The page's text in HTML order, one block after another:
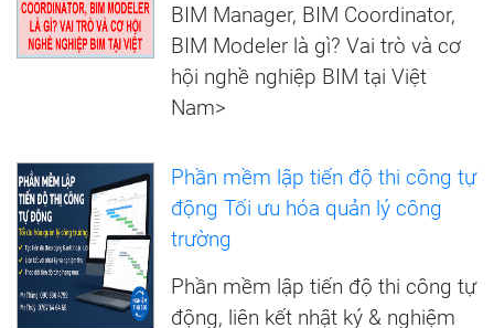
BIM Manager, BIM Coordinator,
BIM Modeler là gì? Vai trò và cơ
hội nghề nghiệp BIM tại Việt
Nam>
Phần mềm lập tiến độ thi công tự
động Tối ưu hóa quản lý công
trường
Phần mềm lập tiến độ thi công tự
động, liên kết nhật ký & nghiệm